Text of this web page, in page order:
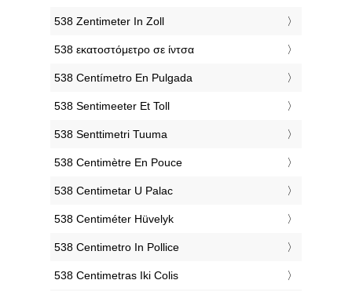
‎538 Zentimeter In Zoll
‎538 εκατοστόμετρο σε ίντσα
‎538 Centímetro En Pulgada
‎538 Sentimeeter Et Toll
‎538 Senttimetri Tuuma
‎538 Centimètre En Pouce
‎538 Centimetar U Palac
‎538 Centiméter Hüvelyk
‎538 Centimetro In Pollice
‎538 Centimetras Iki Colis